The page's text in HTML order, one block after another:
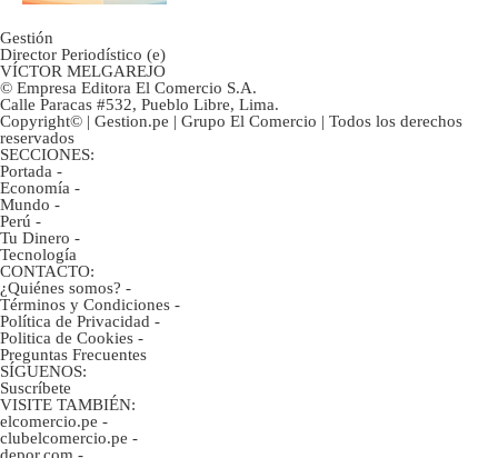
Gestión
Director Periodístico (e)
VÍCTOR MELGAREJO
© Empresa Editora El Comercio S.A.
Calle Paracas #532, Pueblo Libre, Lima.
Copyright© | Gestion.pe | Grupo El Comercio | Todos los derechos
reservados
SECCIONES:
Portada -
Economía -
Mundo -
Perú -
Tu Dinero -
Tecnología
CONTACTO:
¿Quiénes somos? -
Términos y Condiciones -
Política de Privacidad -
Politica de Cookies -
Preguntas Frecuentes
SÍGUENOS:
Suscríbete
VISITE TAMBIÉN:
elcomercio.pe -
clubelcomercio.pe -